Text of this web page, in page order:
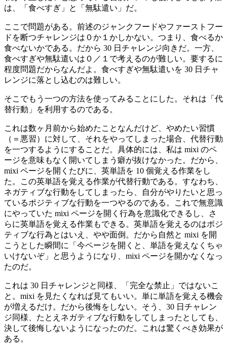
は、「食べすぎ」と「無駄遣い」だ。
ここで問題がある。前述のジャンクフードやファーストフー
ドを断つチャレンジは０か１かしかない。つまり、食べるか
食べないかである。だから 30 日チャレンジ向きだ。一方、
食べすぎや無駄遣いは０／１で考えるのが難しい。要するに
程度問題だからなんだよ。食べすぎや無駄遣いを 30 日チャ
レンジに落とし込むのは難しい。
そこでもう一つの方法を使ってみることにした。それは「代
替行動」を利用するのである。
これは数ヶ月前から始めたことなんだけど、やめたい習慣
（＝悪習）に対して、それをやってしまった場合、代替行動
を一つするようにすることだ。具体的には、私は mixi のペ
ージを意味もなく開いてしまう癖が抜けなかった。だから、
mixi ページを開くたびに、英単語を 10 個覚える作業をし
た。この英単語を覚える作業が代替行動である。すなわち、
ネガティブな行動をしてしまったら、自分がやりたいと思っ
ているポジティブな行動を一つやるのである。これで無意識
にやっていた mixi ページを開く行為を意識化できるし、さ
らに英単語を覚える作業もできる。英単語を覚えるのはポジ
ティブな行為とはいえ、やや面倒。だから自然と mixi を開
こうとした瞬間に「今ページを開くと、単語を覚えなくちゃ
いけないぞ」と思うようになり、mixi ページを開かなくなっ
たのだ。
これは 30 日チャレンジと同様、「完全な禁止」ではないこ
と。mixi を見たくなれば見てもいい。単に単語を覚える機会
が増えるだけ。だから後悔をしない。そう、30 日チャレン
ジ同様、たとえネガティブな行動をしてしまったとしても、
決して後悔しないようになったのだ。これは驚くべき効果が
ある。